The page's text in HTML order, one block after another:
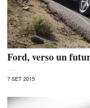
Ford, verso un
7 SET 2015